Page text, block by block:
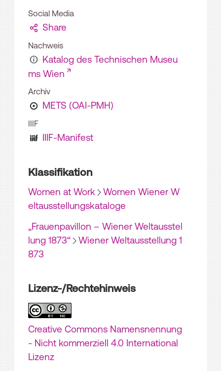
Social Media
Share
Nachweis
Katalog des Technischen Museu
ms Wien
Archiv
METS (OAI-PMH)
IIIF
IIIF-Manifest
Klassifikation
Women at Work
Women Wiener W
eltausstellungskataloge
„Frauenpavillon – Wiener Weltausstel
lung 1873“
Wiener Weltausstellung 1
873
Lizenz-/Rechtehinweis
Creative Commons Namensnennung
- Nicht kommerziell 4.0 International
Lizenz